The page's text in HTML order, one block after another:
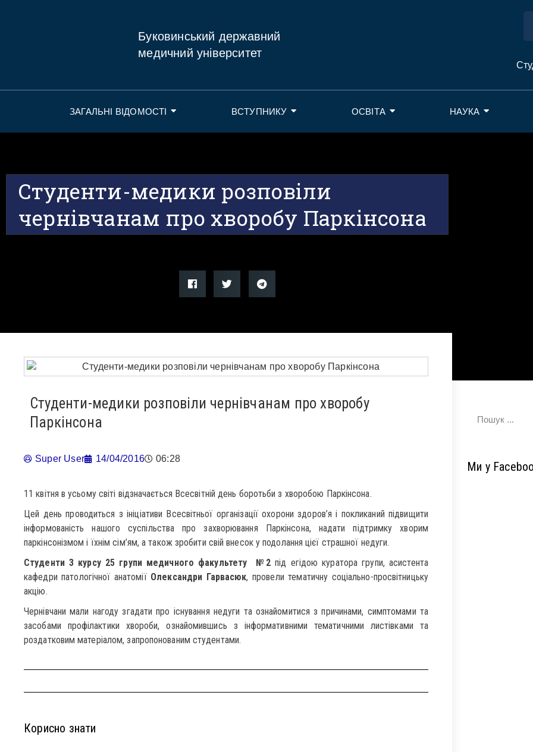
Буковинський державний
медичний університет
ЗАГАЛЬНІ ВІДОМОСТІ ВСТУПНИКУ ОСВІТА НАУКА
Студенти-медики розповіли
чернівчанам про хворобу Паркінсона
Студенти-медики розповіли чернівчанам про хворобу
Паркінсона
Super User 14/04/2016 06:28
11 квітня в усьому світі відзначається Всесвітній день боротьби з хворобою Паркінсона.
Цей день проводиться з ініціативи Всесвітньої організації охорони здоров’я і покликаний підвищити
інформованість нашого суспільства про захворювання Паркінсона, надати підтримку хворим
паркінсонізмом і їхнім сім’ям, а також зробити свій внесок у подолання цієї страшної недуги.
Студенти 3 курсу 25 групи медичного факультету №2під егідою куратора групи, асистента
кафедри патологічної анатомії Олександри Гарвасюк, провели тематичну соціально-просвітницьку
акцію.
Чернівчани мали нагоду згадати про існування недуги та ознайомитися з причинами, симптомами та
засобами профілактики хвороби, ознайомившись з інформативними тематичними листівками та
роздатковим матеріалом, запропонованим студентами.
Корисно знати
Ми у